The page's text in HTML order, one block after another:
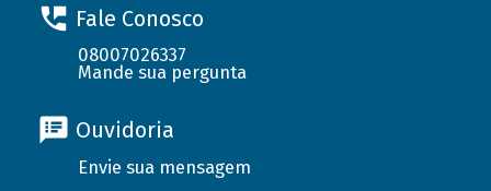
Fale Conosco
08007026337
Mande sua pergunta
Ouvidoria
Envie sua mensagem